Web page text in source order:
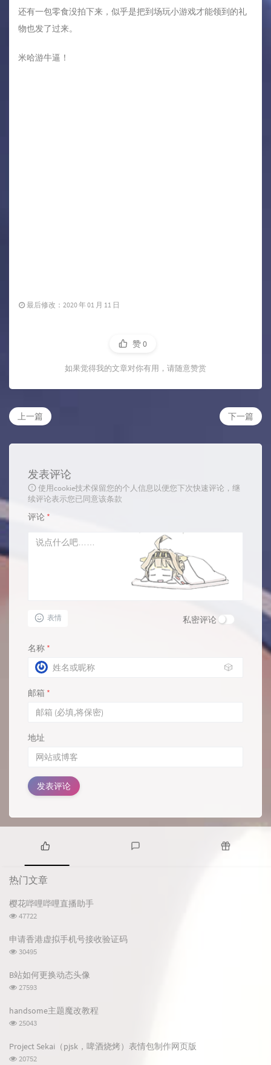
还有一包零食没拍下来，似乎是把到场玩小游戏才能领到的礼
物也发了过来。
米哈游牛逼！
最后修改：2020 年 01 月 11 日
赞0
如果觉得我的文章对你有用，请随意赞赏
下一篇
上一篇
发表评论
使用cookie技术保留您的个人信息以便您下次快速评论，继
续评论表示您已同意该条款
评论 *
表情 私密评论
名称 *
🎲
邮箱 *
地址
发表评论
热
门
文
章
热门文章
樱花哔哩哔哩直播助手
浏
次
数:
47722
申请香港虚拟手机号接收验证码
浏
次
数:
30495
B站如何更换动态头像
浏
次
27593
handsome主题魔改教程
浏
次
数:
25043
Project Sekai（pjsk，啤酒烧烤）表情包制作网页版
浏
20752